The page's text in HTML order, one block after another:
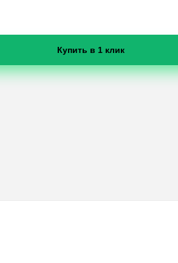
Купить в 1 клик